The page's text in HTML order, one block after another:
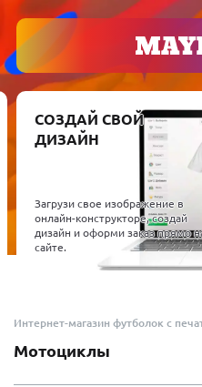
СОЗДАЙ СВОЙ
ДИЗАЙН
Загрузи свое изображение в
онлайн-конструкторе, создай
дизайн и оформи заказ прямо
сайте.
Интернет-магазин футболок с
Мотоциклы